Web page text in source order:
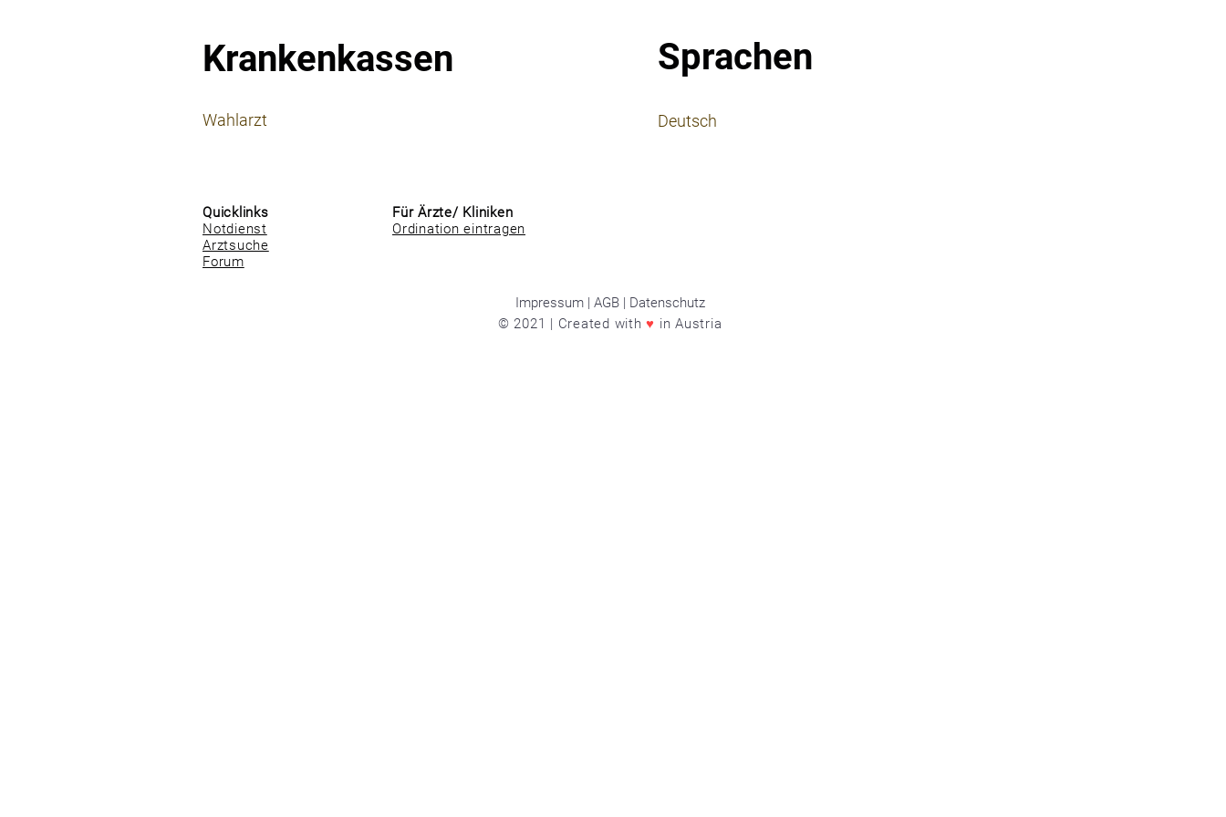
Krankenkassen
Wahlarzt
Sprachen
Deutsch
Quicklinks
Notdienst
Arztsuche
Forum
Für Ärzte/ Kliniken
Ordination eintragen
Impressum | AGB | Datenschutz
© 2021 | Created with♥ in Austria